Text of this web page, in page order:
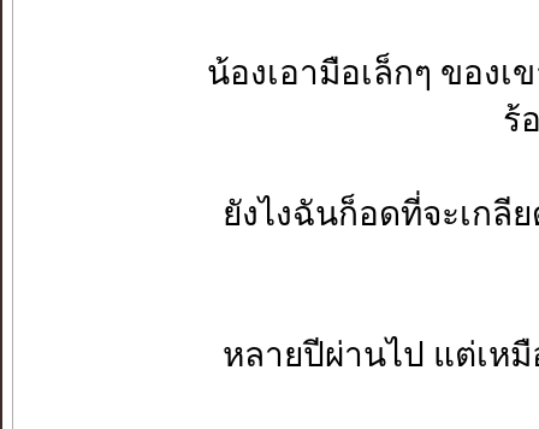
น้องเอามือเล็กๆ ของ
ร้
ยังไงฉันก็อดที่จะเกลี
หลายปีผ่านไป แต่เห